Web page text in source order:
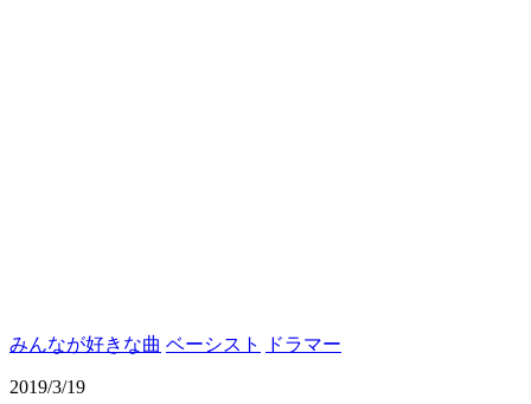
みんなが好きな曲 ベーシスト ドラマー
2019/3/19